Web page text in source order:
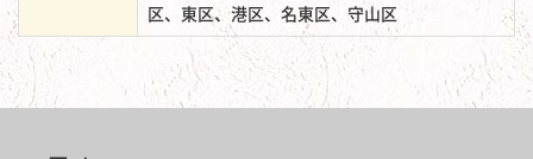
区、東区、港区、名東区、守山区